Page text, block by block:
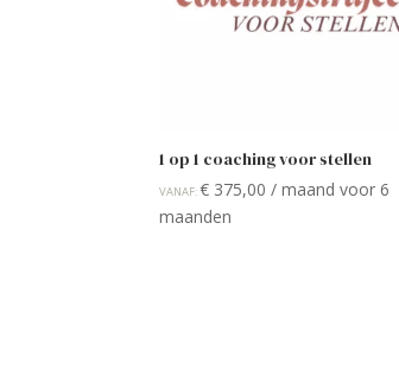
1 op 1 coaching voor stellen
VANAF:€ 375,00 / maand voor 6
maanden